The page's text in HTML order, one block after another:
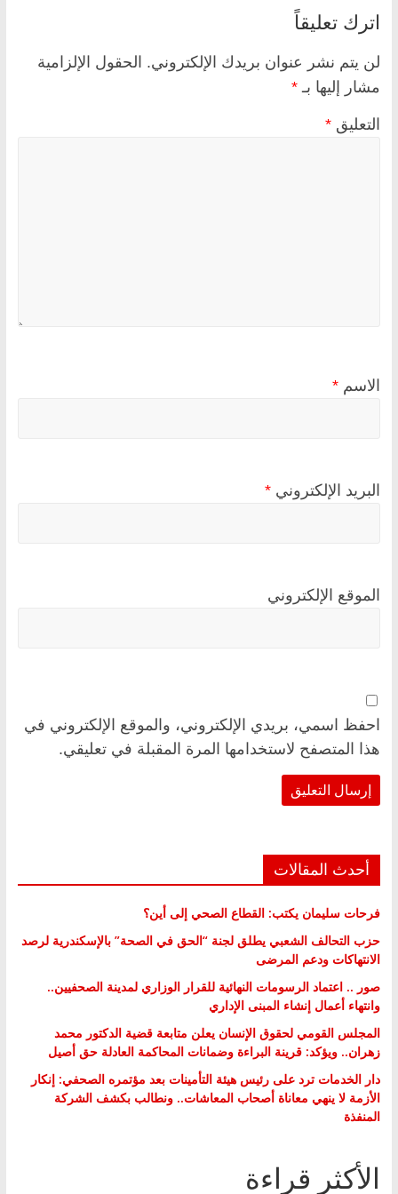
اترك تعليقاً
لن يتم نشر عنوان بريدك الإلكتروني. الحقول الإلزامية
مشار إليها بـ *
التعليق *
الاسم *
البريد الإلكتروني *
الموقع الإلكتروني
احفظ اسمي، بريدي الإلكتروني، والموقع الإلكتروني في
هذا المتصفح لاستخدامها المرة المقبلة في تعليقي.
أحدث المقالات
فرحات سليمان يكتب: القطاع الصحي إلى أين؟
حزب التحالف الشعبي يطلق لجنة “الحق في الصحة” بالإسكندرية لرصد
الانتهاكات ودعم المرضى
صور .. اعتماد الرسومات النهائية للقرار الوزاري لمدينة الصحفيين..
وانتهاء أعمال إنشاء المبنى الإداري
المجلس القومي لحقوق الإنسان يعلن متابعة قضية الدكتور محمد
زهران.. ويؤكد: قرينة البراءة وضمانات المحاكمة العادلة حق أصيل
دار الخدمات ترد على رئيس هيئة التأمينات بعد مؤتمره الصحفي: إنكار
الأزمة لا ينهي معاناة أصحاب المعاشات.. ونطالب بكشف الشركة
المنفذة
الأكثر قراءة